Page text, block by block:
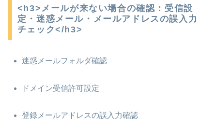
<h3>メールが来ない場合の確認：受信設
定・迷惑メール・メールアドレスの誤入力
チェック</h3>
迷惑メールフォルダ確認
ドメイン受信許可設定
登録メールアドレスの誤入力確認